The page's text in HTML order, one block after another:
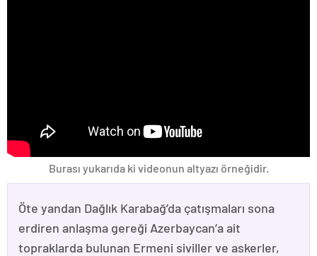
Burası yukarıda ki videonun altyazı örneğidir.
Öte yandan Dağlık Karabağ’da çatışmaları sona
erdiren anlaşma gereği Azerbaycan’a ait
topraklarda bulunan Ermeni siviller ve askerler,